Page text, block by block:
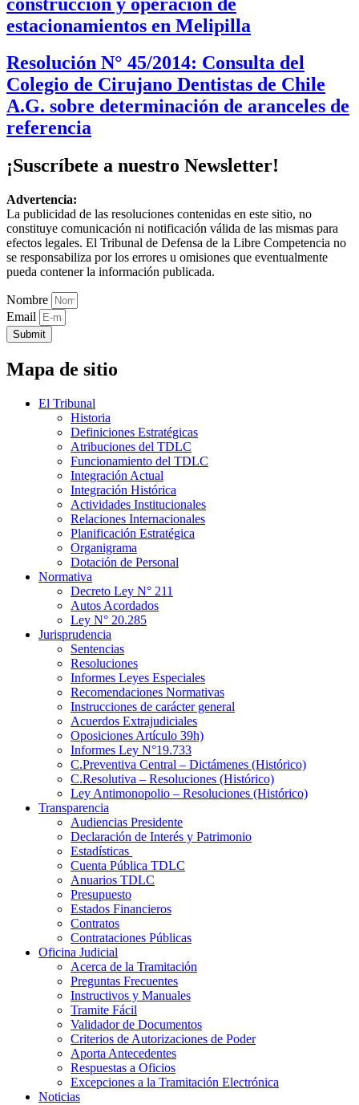
estacionamientos en Melipilla
Resolución N° 45/2014: Consulta del
Colegio de Cirujano Dentistas de Chile
A.G. sobre determinación de aranceles de
referencia
¡Suscríbete a nuestro Newsletter!
Advertencia:
La publicidad de las resoluciones contenidas en este sitio, no
constituye comunicación ni notificación válida de las mismas para
efectos legales. El Tribunal de Defensa de la Libre Competencia no
se responsabiliza por los errores u omisiones que eventualmente
pueda contener la información publicada.
Nombre
Email
Submit
Mapa de sitio
El Tribunal
Historia
Definiciones Estratégicas
Atribuciones del TDLC
Funcionamiento del TDLC
Integración Actual
Integración Histórica
Actividades Institucionales
Relaciones Internacionales
Planificación Estratégica
Organigrama
Dotación de Personal
Normativa
Decreto Ley N° 211
Autos Acordados
Ley N° 20.285
Jurisprudencia
Sentencias
Resoluciones
Informes Leyes Especiales
Recomendaciones Normativas
Instrucciones de carácter general
Acuerdos Extrajudiciales
Oposiciones Artículo 39h)
Informes Ley N°19.733
C.Preventiva Central – Dictámenes (Histórico)
C.Resolutiva – Resoluciones (Histórico)
Ley Antimonopolio – Resoluciones (Histórico)
Transparencia
Audiencias Presidente
Declaración de Interés y Patrimonio
Estadísticas
Cuenta Pública TDLC
Anuarios TDLC
Presupuesto
Estados Financieros
Contratos
Contrataciones Públicas
Oficina Judicial
Acerca de la Tramitación
Preguntas Frecuentes
Instructivos y Manuales
Tramite Fácil
Validador de Documentos
Criterios de Autorizaciones de Poder
Aporta Antecedentes
Respuestas a Oficios
Excepciones a la Tramitación Electrónica
Noticias